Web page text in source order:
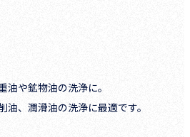
油や鉱物油の洗浄に。
油、潤滑油の洗浄に最適です。